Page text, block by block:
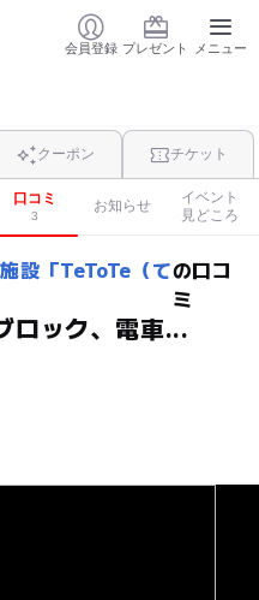
会員登録 プレゼント メニュー
クーポン チケット
口コミ
3
お知らせ
イベント
見どころ
設「TeToTe（ての口コ
ミ
ロック、電車...